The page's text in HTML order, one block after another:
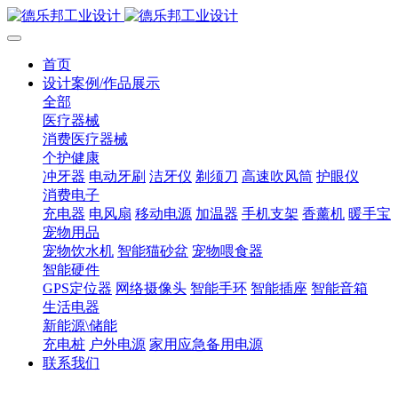
首页
设计案例/作品展示
全部
医疗器械
消费医疗器械
个护健康
冲牙器 电动牙刷 洁牙仪 剃须刀 高速吹风筒 护眼仪
消费电子
充电器 电风扇 移动电源 加温器 手机支架 香薰机 暖手宝
宠物用品
宠物饮水机 智能猫砂盆 宠物喂食器
智能硬件
GPS定位器 网络摄像头 智能手环 智能插座 智能音箱
生活电器
新能源\储能
充电桩 户外电源 家用应急备用电源
联系我们